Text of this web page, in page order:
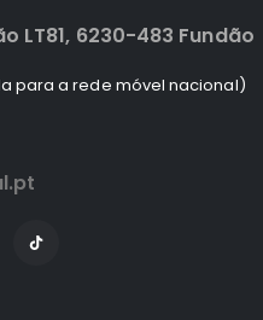
LT81, 6230-483 Fundão
para a rede móvel nacional)